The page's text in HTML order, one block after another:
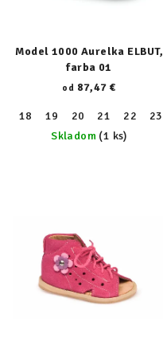
Model 1000 Aurelka ELBUT,
farba 01
od 87,47 €
18 19 20 21 22 23
Skladom (1 ks)